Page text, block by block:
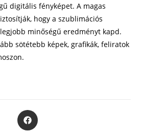
digitális fényképet. A magas
hogy a szublimációs
minőségű eredményt kapd.
sötétebb képek, grafikák, feliratok
Opens
in